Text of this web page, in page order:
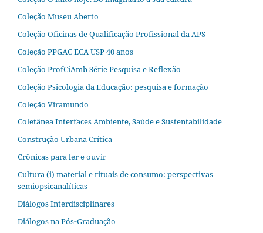
Coleção Museu Aberto
Coleção Oficinas de Qualificação Profissional da APS
Coleção PPGAC ECA USP 40 anos
Coleção ProfCiAmb Série Pesquisa e Reflexão
Coleção Psicologia da Educação: pesquisa e formação
Coleção Viramundo
Coletânea Interfaces Ambiente, Saúde e Sustentabilidade
Construção Urbana Crítica
Crônicas para ler e ouvir
Cultura (i) material e rituais de consumo: perspectivas
semiopsicanalíticas
Diálogos Interdisciplinares
Diálogos na Pós‐Graduação